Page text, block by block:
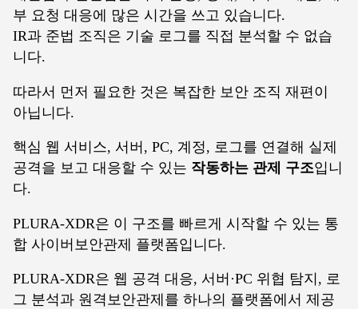
부 요청 대응에 많은 시간을 쓰고 있습니다.
IR과 준법 조직은 기술 로그를 직접 분석할 수 없습
니다.
따라서 먼저 필요한 것은 복잡한 보안 조직 재편이
아닙니다.
핵심 웹 서비스, 서버, PC, 계정, 로그를 연결해 실제
공격을 보고 대응할 수 있는 작동하는 관제 구조입니
다.
PLURA-XDR은 이 구조를 빠르게 시작할 수 있는 통
합 사이버보안관제 플랫폼입니다.
PLURA-XDR은 웹 공격 대응, 서버·PC 위협 탐지, 로
그 분석과 원격보안관제를 하나의 플랫폼에서 제공